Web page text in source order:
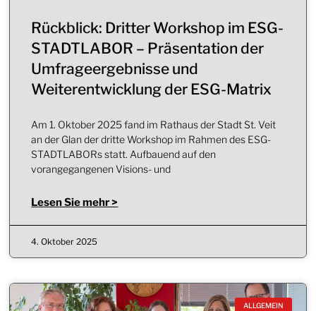
Rückblick: Dritter Workshop im ESG-
STADTLABOR – Präsentation der
Umfrageergebnisse und
Weiterentwicklung der ESG-Matrix
Am 1. Oktober 2025 fand im Rathaus der Stadt St. Veit
an der Glan der dritte Workshop im Rahmen des ESG-
STADTLABORs statt. Aufbauend auf den
vorangegangenen Visions- und
Lesen Sie mehr >
4. Oktober 2025
ALLGEMEIN